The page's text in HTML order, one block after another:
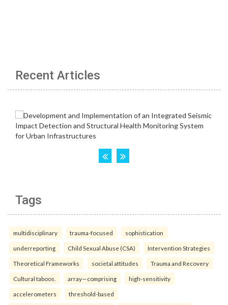
Recent Articles
Tags
multidisciplinary trauma-focused sophistication
underreporting Child Sexual Abuse (CSA) Intervention Strategies
Theoretical Frameworks societal attitudes Trauma and Recovery
Cultural taboos. array—comprising high-sensitivity
accelerometers threshold-based